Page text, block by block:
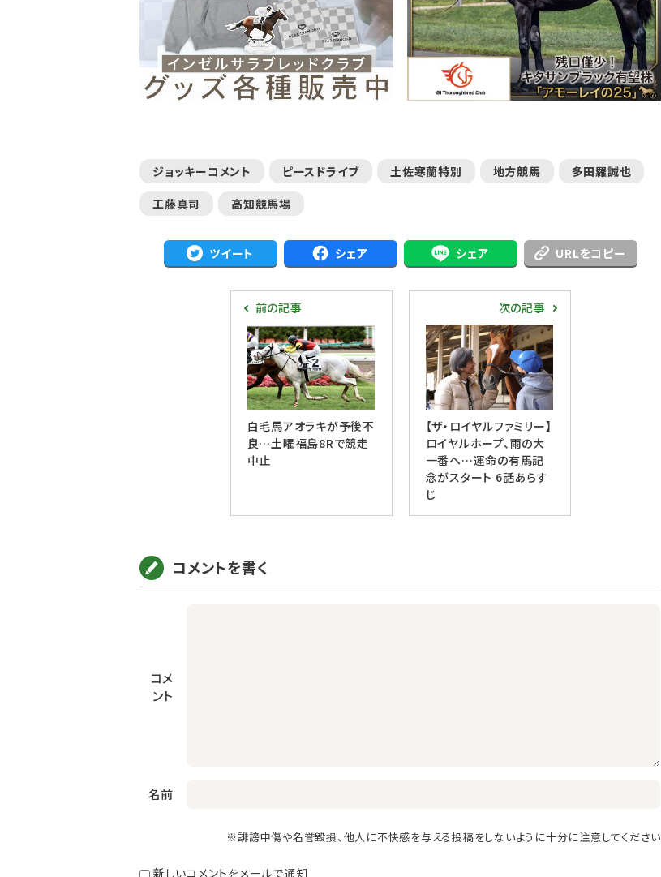
ジョッキーコメント ピースドライブ 土佐寒蘭特別 地方競馬
多田羅誠也
工藤真司
高知競馬場
ツイート シェア シェア URLをコピー
前の記事
白毛馬アオラキが予後不
良…土曜福島8Rで競走
中止
次の記事
【ザ・ロイヤルファミリー】
ロイヤルホープ、雨の大
一番へ…運命の有馬記
念がスタート 6話あらす
じ
コメントを書く
コメ
ント
名前
※誹謗中傷や名誉毀損、他人に不快感を与える投稿をしないように十分に注意してください
新しいコメントをメールで通知